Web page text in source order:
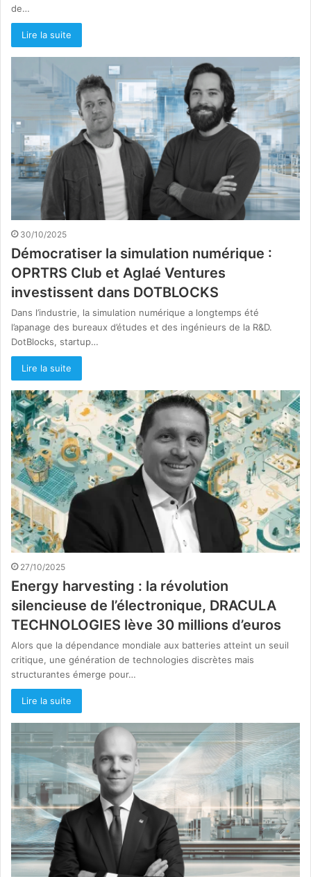
de…
Lire la suite
30/10/2025
Démocratiser la simulation numérique :
OPRTRS Club et Aglaé Ventures
investissent dans DOTBLOCKS
Dans l’industrie, la simulation numérique a longtemps été
l’apanage des bureaux d’études et des ingénieurs de la R&D.
DotBlocks, startup…
Lire la suite
27/10/2025
Energy harvesting : la révolution
silencieuse de l’électronique, DRACULA
TECHNOLOGIES lève 30 millions d’euros
Alors que la dépendance mondiale aux batteries atteint un seuil
critique, une génération de technologies discrètes mais
structurantes émerge pour…
Lire la suite